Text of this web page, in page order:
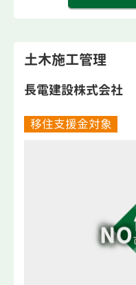
土木施工管理
長電建設株式会社
移住支援金対象